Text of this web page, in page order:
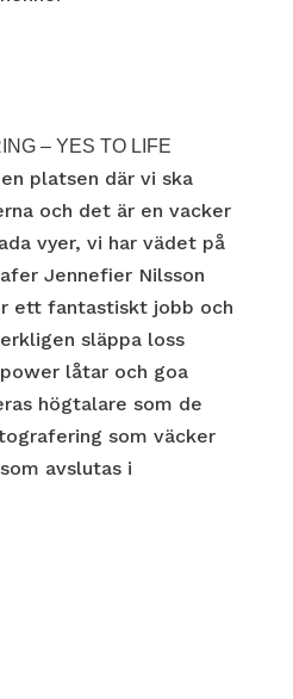
– YES TO LIFE
platsen där vi ska
och det är en vacker
vyer, vi har vädet på
Jennefier Nilsson
ett fantastiskt jobb och
släppa loss
låtar och goa
högtalare som de
som väcker
avslutas i